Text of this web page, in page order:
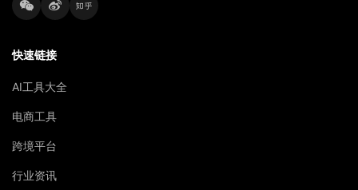
快速链接
AI工具大全
电商工具
跨境平台
行业资讯